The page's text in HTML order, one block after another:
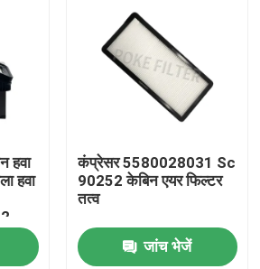
हवा
हवा
कंप्रेसर 5580028031 Sc
90252 केबिन एयर फिल्टर
तत्व
जांच भेजें